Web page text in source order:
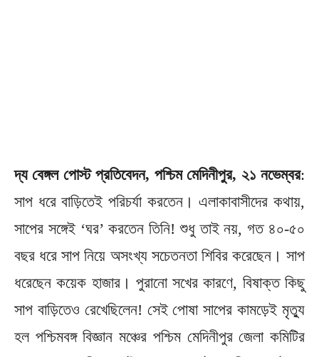
দ্য বেঙ্গল পোস্ট প্রতিবেদন, পশ্চিম মেদিনীপুর, ২১ নভেম্বর:
সাপ ধরে বাড়িতেই পরিচর্যা করতেন। এলাকাবাসীদের কথায়,
সাপের সঙ্গেই ‘ঘর’ করতেন তিনি! শুধু তাই নয়, গত ৪০-৫০
বছর ধরে সাপ নিয়ে অসংখ্য সচেতনতা শিবির করেছেন। সাপ
ধরেছেন কয়েক হাজার। পুরানো সখের কারণে, বিষাক্ত কিছু
সাপ বাড়িতেও রেখেছিলেন! সেই পোষা সাপের কামড়েই মৃত্যু
হল পশ্চিমবঙ্গ বিজ্ঞান মঞ্চের পশ্চিম মেদিনীপুর জেলা কমিটির